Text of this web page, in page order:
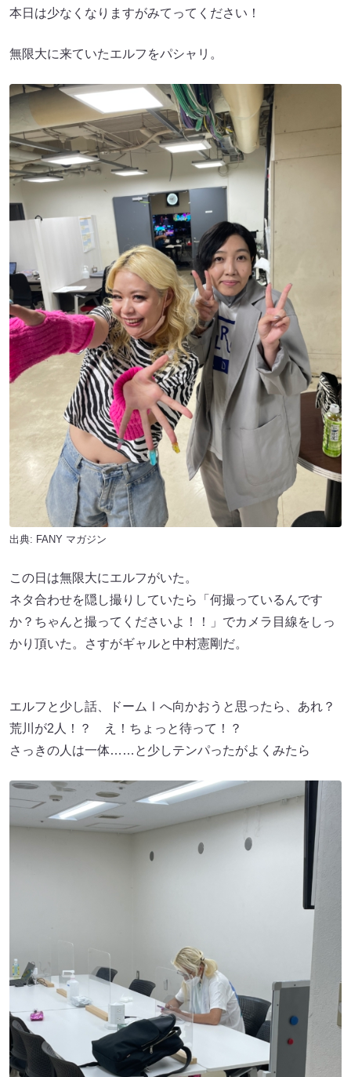
本日は少なくなりますがみてってください！
無限大に来ていたエルフをパシャリ。
出典: FANY マガジン
この日は無限大にエルフがいた。
ネタ合わせを隠し撮りしていたら「何撮っているんです
か？ちゃんと撮ってくださいよ！！」でカメラ目線をしっ
かり頂いた。さすがギャルと中村憲剛だ。
エルフと少し話、ドームⅠへ向かおうと思ったら、あれ？
荒川が2人！？ え！ちょっと待って！？
さっきの人は一体……と少しテンパったがよくみたら